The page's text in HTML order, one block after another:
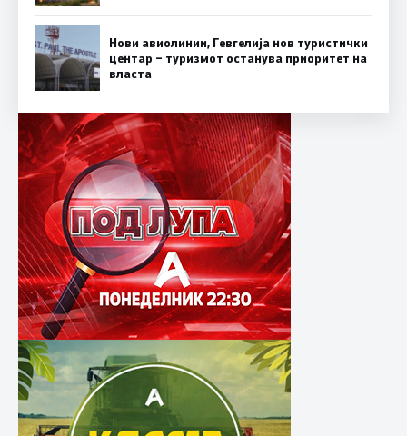
Нови авиолинии, Гевгелија нов туристички
центар – туризмот останува приоритет на
власта